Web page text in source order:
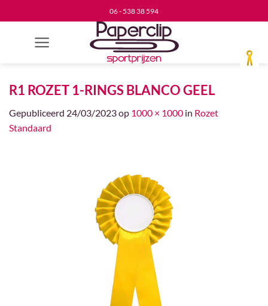
naar
06 - 538 38 594
R1 ROZET 1-RINGS BLANCO GEEL
Gepubliceerd 24/03/2023op 1000 × 1000 in Rozet
Standaard